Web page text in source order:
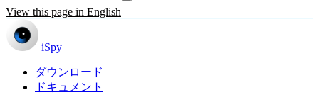
View this page in English
iSpy
ダウンロード
ドキュメント